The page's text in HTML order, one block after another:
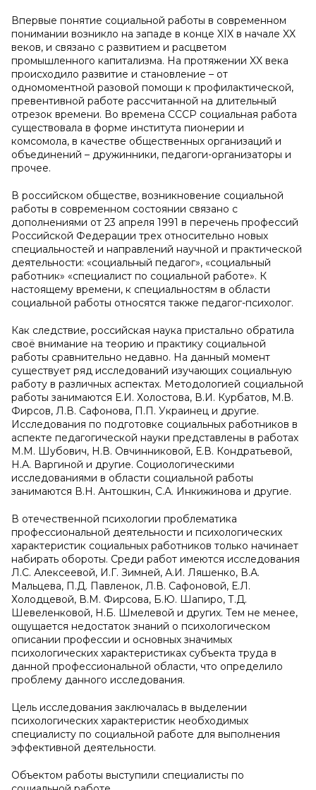
Впервые понятие социальной работы в современном
понимании возникло на западе в конце XIX в начале XX
веков, и связано с развитием и расцветом
промышленного капитализма. На протяжении XX века
происходило развитие и становление – от
одномоментной разовой помощи к профилактической,
превентивной работе рассчитанной на длительный
отрезок времени. Во времена СССР социальная работа
существовала в форме института пионерии и
комсомола, в качестве общественных организаций и
объединений – дружинники, педагоги-организаторы и
прочее.
В российском обществе, возникновение социальной
работы в современном состоянии связано с
дополнениями от 23 апреля 1991 в перечень профессий
Российской Федерации трех относительно новых
специальностей и направлений научной и практической
деятельности: «социальный педагог», «социальный
работник» «специалист по социальной работе». К
настоящему времени, к специальностям в области
социальной работы относятся также педагог-психолог.
Как следствие, российская наука пристально обратила
своё внимание на теорию и практику социальной
работы сравнительно недавно. На данный момент
существует ряд исследований изучающих социальную
работу в различных аспектах. Методологией социальной
работы занимаются Е.И. Холостова, В.И. Курбатов, М.В.
Фирсов, Л.В. Сафонова, П.П. Украинец и другие.
Исследования по подготовке социальных работников в
аспекте педагогической науки представлены в работах
М.М. Шубович, Н.В. Овчинниковой, Е.В. Кондратьевой,
Н.А. Варгиной и другие. Социологическими
исследованиями в области социальной работы
занимаются В.Н. Антошкин, С.А. Инкижинова и другие.
В отечественной психологии проблематика
профессиональной деятельности и психологических
характеристик социальных работников только начинает
набирать обороты. Среди работ имеются исследования
Л.С. Алексеевой, И.Г. Зимней, А.И. Ляшенко, В.А.
Мальцева, П.Д. Павленок, Л.В. Сафоновой, Е.Л.
Холодцевой, В.М. Фирсова, Б.Ю. Шапиро, Т.Д.
Шевеленковой, Н.Б. Шмелевой и других. Тем не менее,
ощущается недостаток знаний о психологическом
описании профессии и основных значимых
психологических характеристиках субъекта труда в
данной профессиональной области, что определило
проблему данного исследования.
Цель исследования заключалась в выделении
психологических характеристик необходимых
специалисту по социальной работе для выполнения
эффективной деятельности.
Объектом работы выступили специалисты по